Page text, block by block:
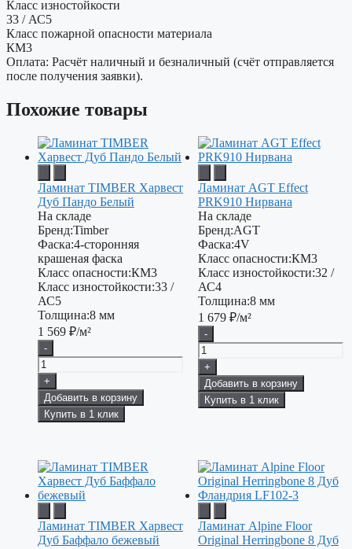
Класс изностойкости
33 / АС5
Класс пожарной опасности материала
КМ3
Оплата: Расчёт наличный и безналичный (счёт отправляется
после получения заявки).
Похожие товары
Ламинат TIMBER Харвест
Дуб Пандо Белый
На складе
Бренд:Timber
Фаска:4-сторонняя
крашеная фаска
Класс опасности:КМ3
Класс изностойкости:33 /
АС5
Толщина:8 мм
1 569 ₽/м²
-
+
Добавить в корзину
Купить в 1 клик
Ламинат AGT Effect
PRK910 Нирвана
На складе
Бренд:AGT
Фаска:4V
Класс опасности:КМ3
Класс изностойкости:32 /
АС4
Толщина:8 мм
1 679 ₽/м²
-
+
Добавить в корзину
Купить в 1 клик
Ламинат TIMBER Харвест
Дуб Баффало бежевый
Ламинат Alpine Floor
Original Herringbone 8 Дуб